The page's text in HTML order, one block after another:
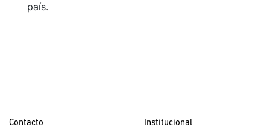
país.
Contacto Institucional